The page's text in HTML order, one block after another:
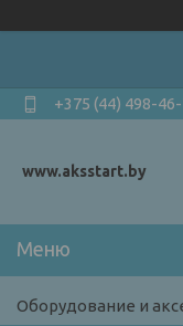
+375 (44) 498-46-
www.aksstart.by
Оборудование и